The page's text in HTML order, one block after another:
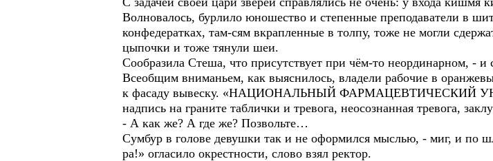
Волновалось, бурлило юношество и степенные преподаватели в
конфедератках, там-сям вкрапленные в толпу, тоже не могли
цыпочки и тоже тянули шеи.
Сообразила Стеша, что присутствует при чём-то неординарном, - и
Всеобщим вниманьем, как выяснилось, владели рабочие в
к фасаду вывеску. «НАЦИОНАЛЬНЫЙ ФАРМАЦЕВТИЧЕСКИЙ
надпись на граните таблички и тревога, неосознанная тревога,
- А как же? А где же? Позвольте…
Сумбур в голове девушки так и не оформился мыслью, - миг, и по
ра!» огласило окрестности, слово взял ректор.